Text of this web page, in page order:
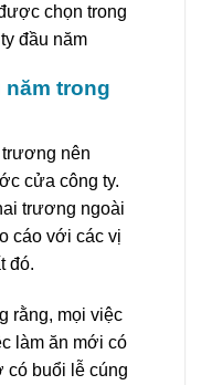
chọn trong
đầu năm
trong
trương nên
cửa công ty.
trương ngoài
cáo với các vị
đó.
rằng, mọi việc
làm ăn mới có
có buổi lễ cúng